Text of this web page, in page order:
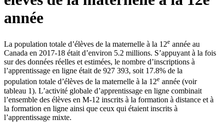
année
La population totale d’élèves de la maternelle à la 12e année au
Canada en 2017-18 était d’environ 5.2 millions. S’appuyant à la fois
sur des données réelles et estimées, le nombre d’inscriptions à
l’apprentissage en ligne était de 927 393, soit 17.8% de la
population totale d’élèves de la maternelle à la 12e année (voir
tableau 1). L’activité globale d’apprentissage en ligne combinait
l’ensemble des élèves en M-12 inscrits à la formation à distance et à
la formation en ligne ainsi que ceux qui étaient inscrits à
l’apprentissage mixte.